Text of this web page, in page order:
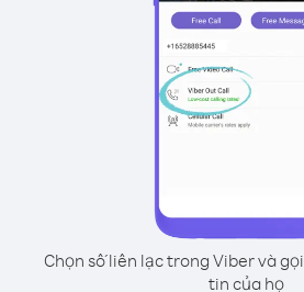
Chọn số liên lạc trong Viber và
tin của họ